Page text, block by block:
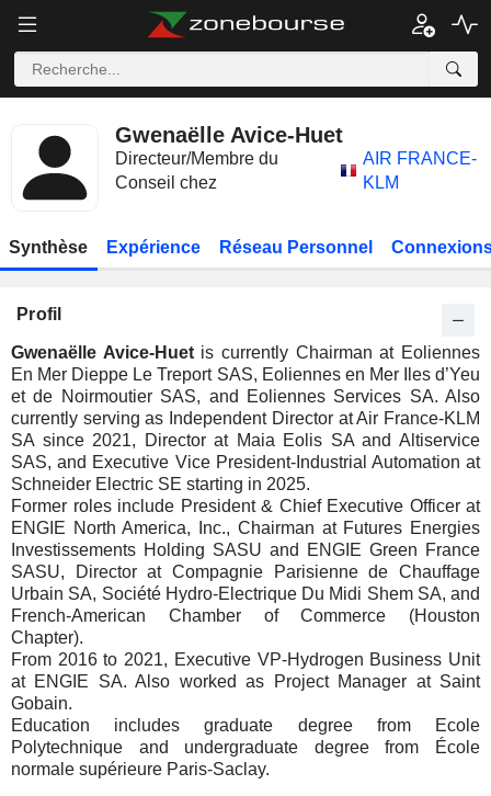
Gwenaëlle Avice-Huet
Directeur/Membre du
Conseil chez
AIR FRANCE-
KLM
Synthèse Expérience Réseau Personnel
Profil
Gwenaëlle Avice-Huetis currently Chairman at Eoliennes
En Mer Dieppe Le Treport SAS, Eoliennes en Mer Iles d’Yeu
et de Noirmoutier SAS, and Eoliennes Services SA. Also
currently serving as Independent Director at Air France-KLM
SA since 2021, Director at Maia Eolis SA and Altiservice
SAS, and Executive Vice President-Industrial Automation at
Schneider Electric SE starting in 2025.
Former roles include President & Chief Executive Officer at
ENGIE North America, Inc., Chairman at Futures Energies
Investissements Holding SASU and ENGIE Green France
SASU, Director at Compagnie Parisienne de Chauffage
Urbain SA, Société Hydro-Electrique Du Midi Shem SA, and
French-American Chamber of Commerce (Houston
Chapter).
From 2016 to 2021, Executive VP-Hydrogen Business Unit
at ENGIE SA. Also worked as Project Manager at Saint
Gobain.
Education includes graduate degree from Ecole
Polytechnique and undergraduate degree from École
normale supérieure Paris-Saclay.